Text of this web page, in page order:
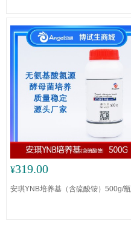
¥319.00
安琪YNB培养基（含硫酸铵）500g/瓶